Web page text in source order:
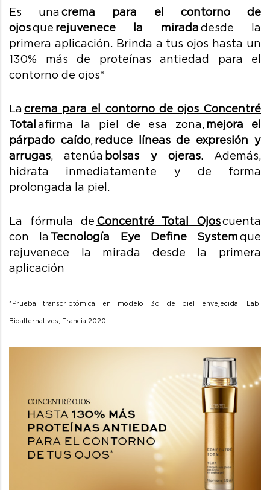
Es unacrema para el contorno de
ojosque rejuvenece la miradadesde la
primera aplicación. Brinda a tus ojos hasta un
130% más de proteínas antiedad para el
contorno de ojos*
Lacrema para el contorno de ojos Concentré
Totalafirma la piel de esa zona,mejora el
párpado caído,reduce líneas de expresión y
arrugas, atenúa bolsas y ojeras. Además,
hidrata inmediatamente y de forma
prolongada la piel.
La fórmula de Concentré Total Ojoscuenta
con la Tecnología Eye Define Systemque
rejuvenece la mirada desde la primera
aplicación
*Prueba transcriptómica en modelo 3d de piel envejecida. Lab.
Bioalternatives, Francia 2020